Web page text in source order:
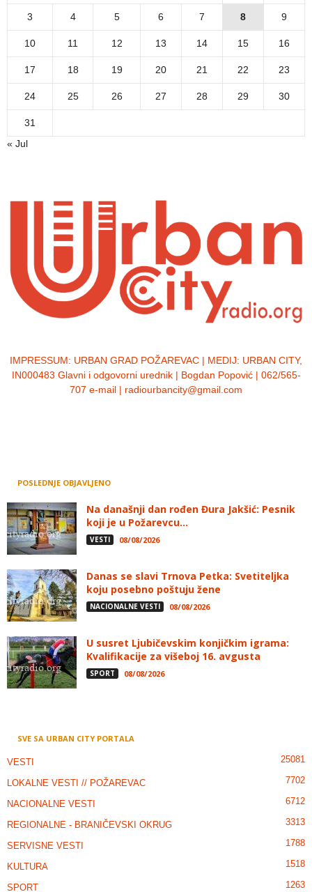
3 4 5 6 7 8 9
10 11 12 13 14 15 16
17 18 19 20 21 22 23
24 25 26 27 28 29 30
31
« Jul
IMPRESSUM: URBAN GRAD POŽAREVAC | MEDIJ: URBAN CITY,
IN000483 Glavni i odgovorni urednik | Bogdan Popović | 062/565-
707 e-mail | radiourbancity@gmail.com
POSLEDNJE OBJAVLJENO
Na današnji dan rođen Đura Jakšić: Pesnik
koji je u Požarevcu...
VESTI 08/08/2026
Danas se slavi Trnova Petka: Svetiteljka
koju posebno poštuju žene
NACIONALNE VESTI 08/08/2026
U susret Ljubičevskim konjičkim igrama:
Kvalifikacije za višeboj 16. avgusta
SPORT 08/08/2026
SVE SA URBAN CITY PORTALA
VESTI 25081
LOKALNE VESTI // POŽAREVAC 7702
NACIONALNE VESTI 6712
REGIONALNE - BRANIČEVSKI OKRUG 3313
SERVISNE VESTI 1788
KULTURA 1518
SPORT 1263